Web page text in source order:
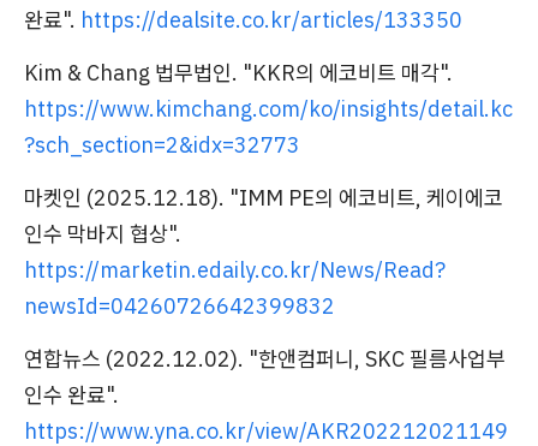
완료". https://dealsite.co.kr/articles/133350
Kim & Chang 법무법인. "KKR의 에코비트 매각".
https://www.kimchang.com/ko/insights/detail.kc
?sch_section=2&idx=32773
마켓인 (2025.12.18). "IMM PE의 에코비트, 케이에코
인수 막바지 협상".
https://marketin.edaily.co.kr/News/Read?
newsId=04260726642399832
연합뉴스 (2022.12.02). "한앤컴퍼니, SKC 필름사업부
인수 완료".
https://www.yna.co.kr/view/AKR202212021149